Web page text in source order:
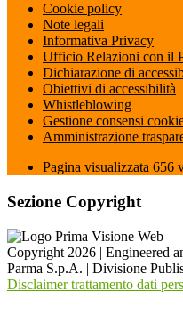
Cookie policy
Note legali
Informativa Privacy
Ufficio Relazioni con il
Dichiarazione di
Obiettivi di accessibilità
Whistleblowing
Gestione consensi
Amministrazione
Pagina visualizzata 656
Sezione Copyright
Copyright 2026 | Engineered
Parma S.p.A. | Divisione
Disclaimer trattamento dati